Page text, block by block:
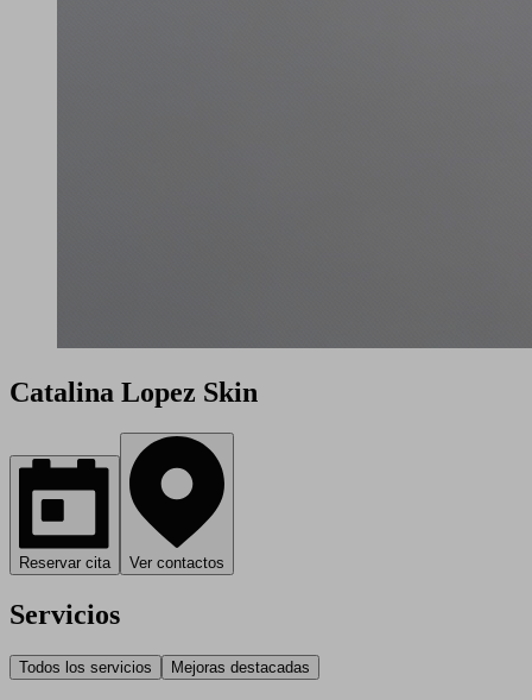
Catalina Lopez Skin
Reservar cita Ver contactos
Servicios
Todos los servicios Mejoras destacadas